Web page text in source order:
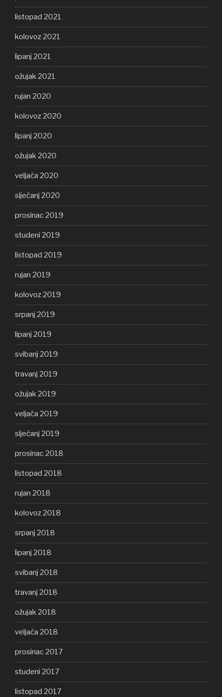
listopad 2021
kolovoz 2021
lipanj 2021
ožujak 2021
rujan 2020
kolovoz 2020
lipanj 2020
ožujak 2020
veljača 2020
siječanj 2020
prosinac 2019
studeni 2019
listopad 2019
rujan 2019
kolovoz 2019
srpanj 2019
lipanj 2019
svibanj 2019
travanj 2019
ožujak 2019
veljača 2019
siječanj 2019
prosinac 2018
listopad 2018
rujan 2018
kolovoz 2018
srpanj 2018
lipanj 2018
svibanj 2018
travanj 2018
ožujak 2018
veljača 2018
prosinac 2017
studeni 2017
listopad 2017